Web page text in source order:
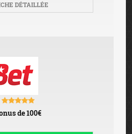
DÉTAILLÉE
de 100€